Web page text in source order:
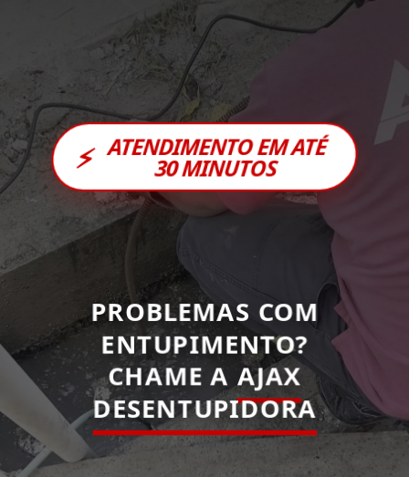
⚡ ATENDIMENTO EM ATÉ
30 MINUTOS
PROBLEMAS COM
ENTUPIMENTO?
CHAME A AJAX
DESENTUPIDORA